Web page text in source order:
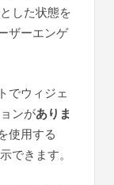
した状態を
ザーエンゲ
でウィジェ
ンがありま
使用する
できます。